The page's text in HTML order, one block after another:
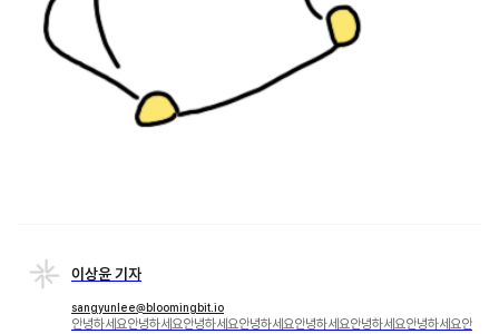
이상윤 기자
sangyunlee@bloomingbit.io
안녕하세요안녕하세요안녕하세요안녕하세요안녕하세요안녕하세요안녕하세요안